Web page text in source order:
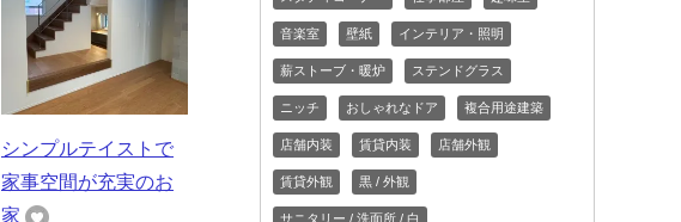
シンプルテイストで
家事空間が充実のお
家
音楽室 壁紙 インテリア・照明
薪ストーブ・暖炉 ステンドグラス
ニッチ おしゃれなドア 複合用途建築
店舗内装 賃貸内装 店舗外観
賃貸外観 黒 / 外観
サニタリー / 洗面所 / 白